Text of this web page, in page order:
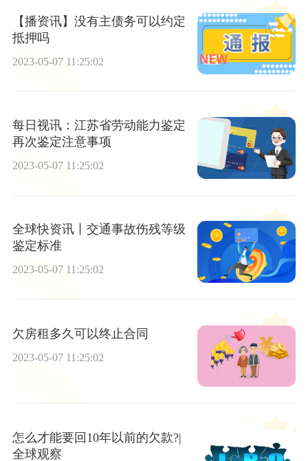
【播资讯】没有主债务可以约定
抵押吗
2023-05-07 11:25:02
每日视讯：江苏省劳动能力鉴定
再次鉴定注意事项
2023-05-07 11:25:02
全球快资讯丨交通事故伤残等级
鉴定标准
2023-05-07 11:25:02
欠房租多久可以终止合同
2023-05-07 11:25:02
怎么才能要回10年以前的欠款?|
全球观察